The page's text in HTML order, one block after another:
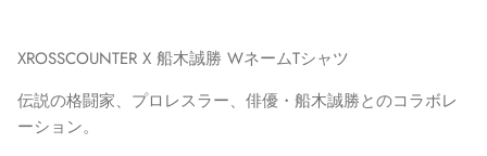
XROSSCOUNTER X 船木誠勝 WネームTシャツ
伝説の格闘家、プロレスラー、俳優・船木誠勝とのコラボレ
ーション。